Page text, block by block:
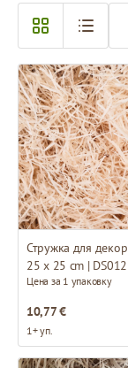
Стружка для
25 x 25 cm | DS012
Цена за 1 упаковку
10,77 €
1+ уп.